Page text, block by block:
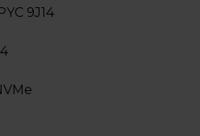
9J14